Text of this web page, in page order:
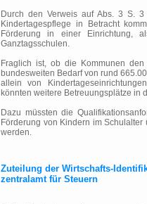
Durch den Verweis auf Abs. 3 S.
Kindertagespflege in Betracht
Förderung in einer Einrichtung,
Ganztagsschulen.
Fraglich ist, ob die Kommunen
bundesweiten Bedarf von rund
allein von
könnten weitere Betreuungsplätze in
Dazu müssten die
Förderung von Kindern im
werden.
Zuteilung der Wirtschafts-
zentralamt für Steuern